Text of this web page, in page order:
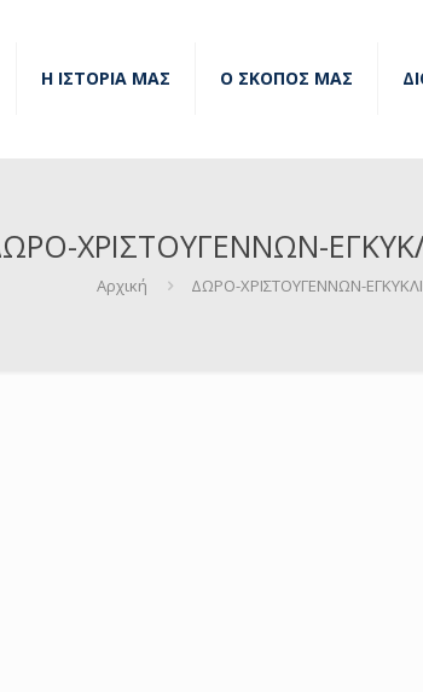
Η ΙΣΤΟΡΙΑ ΜΑΣ Ο ΣΚΟΠΟΣ ΜΑΣ
ΧΡΙΣΤΟΥΓΕΝΝΩΝ-
Αρχική ΔΩΡΟ-ΧΡΙΣΤΟΥΓΕΝΝΩΝ-